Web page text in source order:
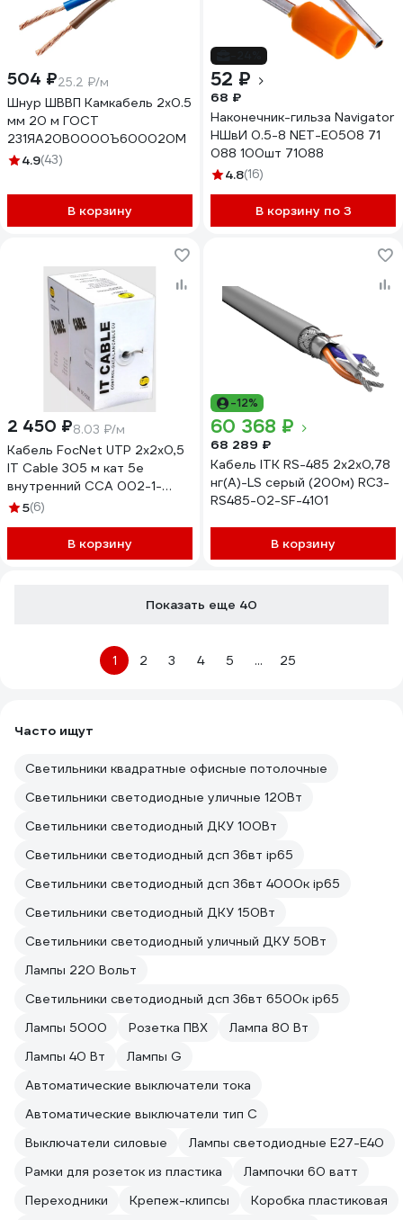
504 ₽25.2 ₽/м
Шнур ШВВП Камкабель 2x0.5
мм 20 м ГОСТ
231ЯA20B0000Ъ600020М
4.9(43)
В корзину
52 ₽
68 ₽
Наконечник-гильза Navigator
НШвИ 0.5-8 NET-Е0508 71
088 100шт 71088
4.8(16)
В корзину по 3
2 450 ₽8.03 ₽/м
Кабель FocNet UTP 2x2x0,5
IT Cable 305 м кат 5e
внутренний CCA 002-1-
002-502-3-5-10
5(6)
В корзину
-12%
60 368 ₽
68 289 ₽
Кабель ITK RS-485 2x2х0,78
нг(А)-LS серый (200м) RC3-
RS485-02-SF-4101
В корзину
Показать еще 40
1 2 3 4 5 ... 25
Часто ищут
Светильники квадратные офисные потолочные
Светильники светодиодные уличные 120Вт
Светильники светодиодный ДКУ 100Вт
Светильники светодиодный дсп 36вт ip65
Светильники светодиодный дсп 36вт 4000к ip65
Светильники светодиодный ДКУ 150Вт
Светильники светодиодный уличный ДКУ 50Вт
Лампы 220 Вольт
Светильники светодиодный дсп 36вт 6500к ip65
Лампы 5000
Розетка ПВХ
Лампа 80 Вт
Лампы 40 Вт
Лампы G
Автоматические выключатели тока
Автоматические выключатели тип C
Выключатели силовые
Лампы светодиодные E27-E40
Рамки для розеток из пластика
Лампочки 60 ватт
Переходники
Крепеж-клипсы
Коробка пластиковая